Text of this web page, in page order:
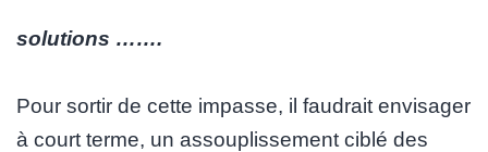
solutions …….
Pour sortir de cette impasse, il faudrait envisager
à court terme, un assouplissement ciblé des